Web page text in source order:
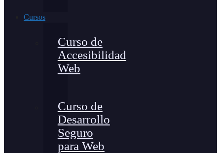
Cursos
Curso de
Accesibilidad
Web
Curso de
Desarrollo
Seguro
para Web